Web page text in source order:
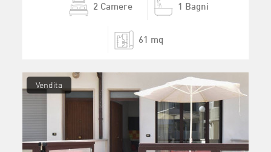
2 Camere 1 Bagni
61 mq
Vendita